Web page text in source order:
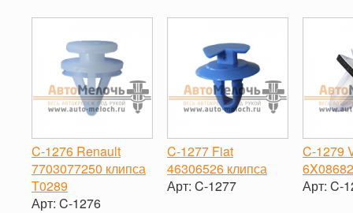
- + - + -
C-1276 Renault
7703077250 клипса
T0289
Арт: C-1276
C-1277 Fiat
46306526 клипса
Арт: C-1277
C-1279
Арт: C-